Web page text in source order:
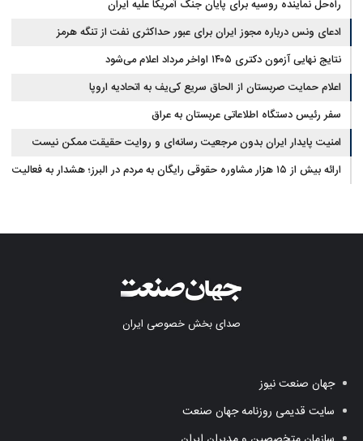
راه‌حل نماینده روسیه برای پایان جنگ آمریکا علیه ایران
ادعای ونس درباره مجوز ایران برای عبور حداکثری نفت از تنگه هرمز
نتایج نهایی آزمون دکتری ۱۴۰۵ اواخر مرداد اعلام می‌شود
اعلام حمایت صربستان از الحاق سریع کی‌یف به اتحادیه اروپا
سفر رئیس دستگاه اطلاعاتی عربستان به عراق
امنیت پایدار ایران بدون مرجعیت رسانه‌ای و روایت حقیقت ممکن نیست
ارائه بیش از ۱۵ هزار مشاوره حقوقی رایگان به مردم در البرز؛ هشدار به فعالیت
صدای بخش خصوصی ایران
جهان صنعت نیوز
سایت قدیمی روزنامه جهان صنعت